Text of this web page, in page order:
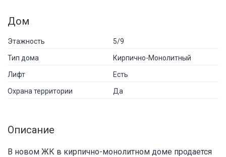
Дом
Этажность 5/9
Тип дома Кирпично-Монолитный
Лифт Есть
Охрана территории Да
Описание
В новом ЖК в кирпично-монолитном доме продается